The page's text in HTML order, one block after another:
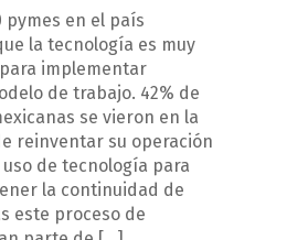
pymes en el país
la tecnología es muy
implementar
de trabajo. 42% de
se vieron en la
reinventar su operación
de tecnología para
la continuidad de
este proceso de